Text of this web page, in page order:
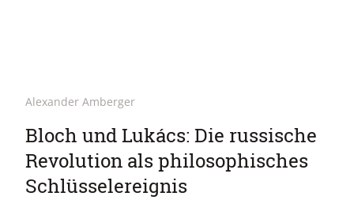
Alexander Amberger
Bloch und Lukács: Die russische
Revolution als philosophisches
Schlüsselereignis